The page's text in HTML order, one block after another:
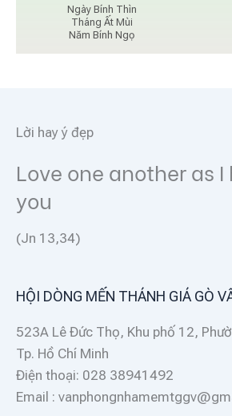
Ngày Bính Thìn
Tháng Ất Mùi
Năm Bính Ngọ
Lời hay ý đẹp
Love one another as
you
(Jn 13,34)
HỘI DÒNG MẾN THÁNH GIÁ GÒ
523A Lê Đức Thọ, Khu phố 12,
Tp. Hồ Chí Minh
Điện thoại: 028 38941492
Email :